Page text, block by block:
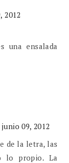
2012
una ensalada
junio 09, 2012
de la letra, las
lo propio. La